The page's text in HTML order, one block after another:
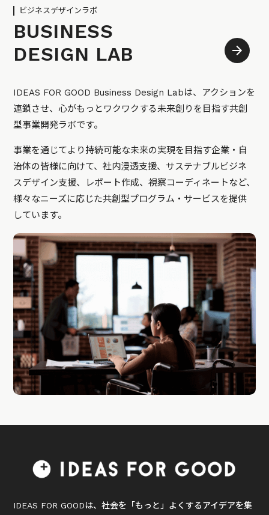
ビジネスデザインラボ
BUSINESS
DESIGN LAB
IDEAS FOR GOOD Business Design Labは、アクションを
連鎖させ、心がもっとワクワクする未来創りを目指す共創
型事業開発ラボです。
事業を通じてより持続可能な未来の実現を目指す企業・自
治体の皆様に向けて、社内浸透支援、サステナブルビジネ
スデザイン支援、レポート作成、視察コーディネートなど、
様々なニーズに応じた共創型プログラム・サービスを提供
しています。
IDEAS FOR GOODは、社会を「もっと」よくするアイデアを集